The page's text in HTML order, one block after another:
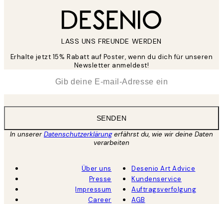
LASS UNS FREUNDE WERDEN
Erhalte jetzt 15% Rabatt auf Poster, wenn du dich für unseren
Newsletter anmeldest!
SENDEN
In unsererDatenschutzerklärungerfährst du, wie wir deine Daten
verarbeiten
Über uns
Presse
Impressum
Career
Desenio Art Advice
Kundenservice
Auftragsverfolgung
AGB